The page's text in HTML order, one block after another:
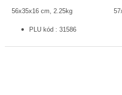
56x35x16 cm, 2.25kg
PLU kód : 31586